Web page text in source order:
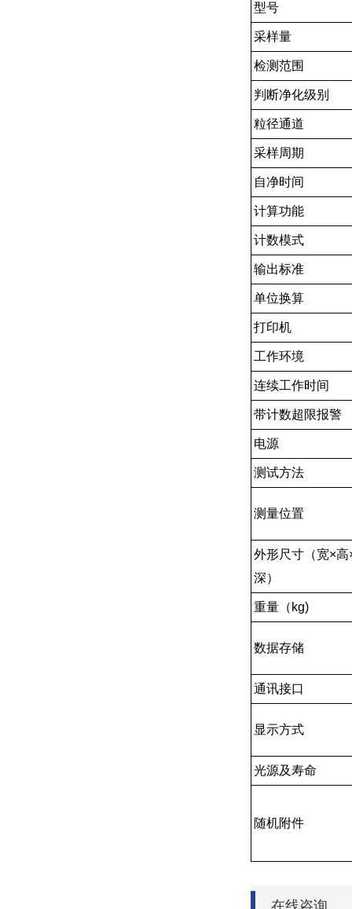
型号
采样量
检测范围
判断净化级别
粒径通道
采样周期
自净时间
计算功能
计数模式
输出标准
单位换算
打印机
工作环境
连续工作时间
带计数超限报警
电源
测试方法
测量位置
外形尺寸（宽×高
深）
重量（kg)
数据存储
通讯接口
显示方式
光源及寿命
随机附件
在线咨询